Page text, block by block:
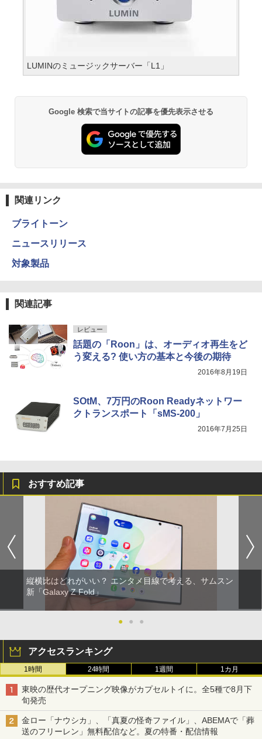
LUMINのミュージックサーバー「L1」
Google 検索で当サイトの記事を優先表示させる
関連リンク
ブライトーン
ニュースリリース
対象製品
関連記事
レビュー
話題の「Roon」は、オーディオ再生をど
う変える? 使い方の基本と今後の期待
2016年8月19日
SOtM、7万円のRoon Readyネットワー
クトランスポート「sMS-200」
2016年7月25日
おすすめ記事
縦横比はどれがいい？ エンタメ目線で考える、サムスン
新「Galaxy Z Fold」
● ● ●
アクセスランキング
1時間 24時間 1週間 1カ月
東映の歴代オープニング映像がカプセルトイに。全5種で8月下
旬発売
金ロー「ナウシカ」、「真夏の怪奇ファイル」、ABEMAで「葬
送のフリーレン」無料配信など。夏の特番・配信情報